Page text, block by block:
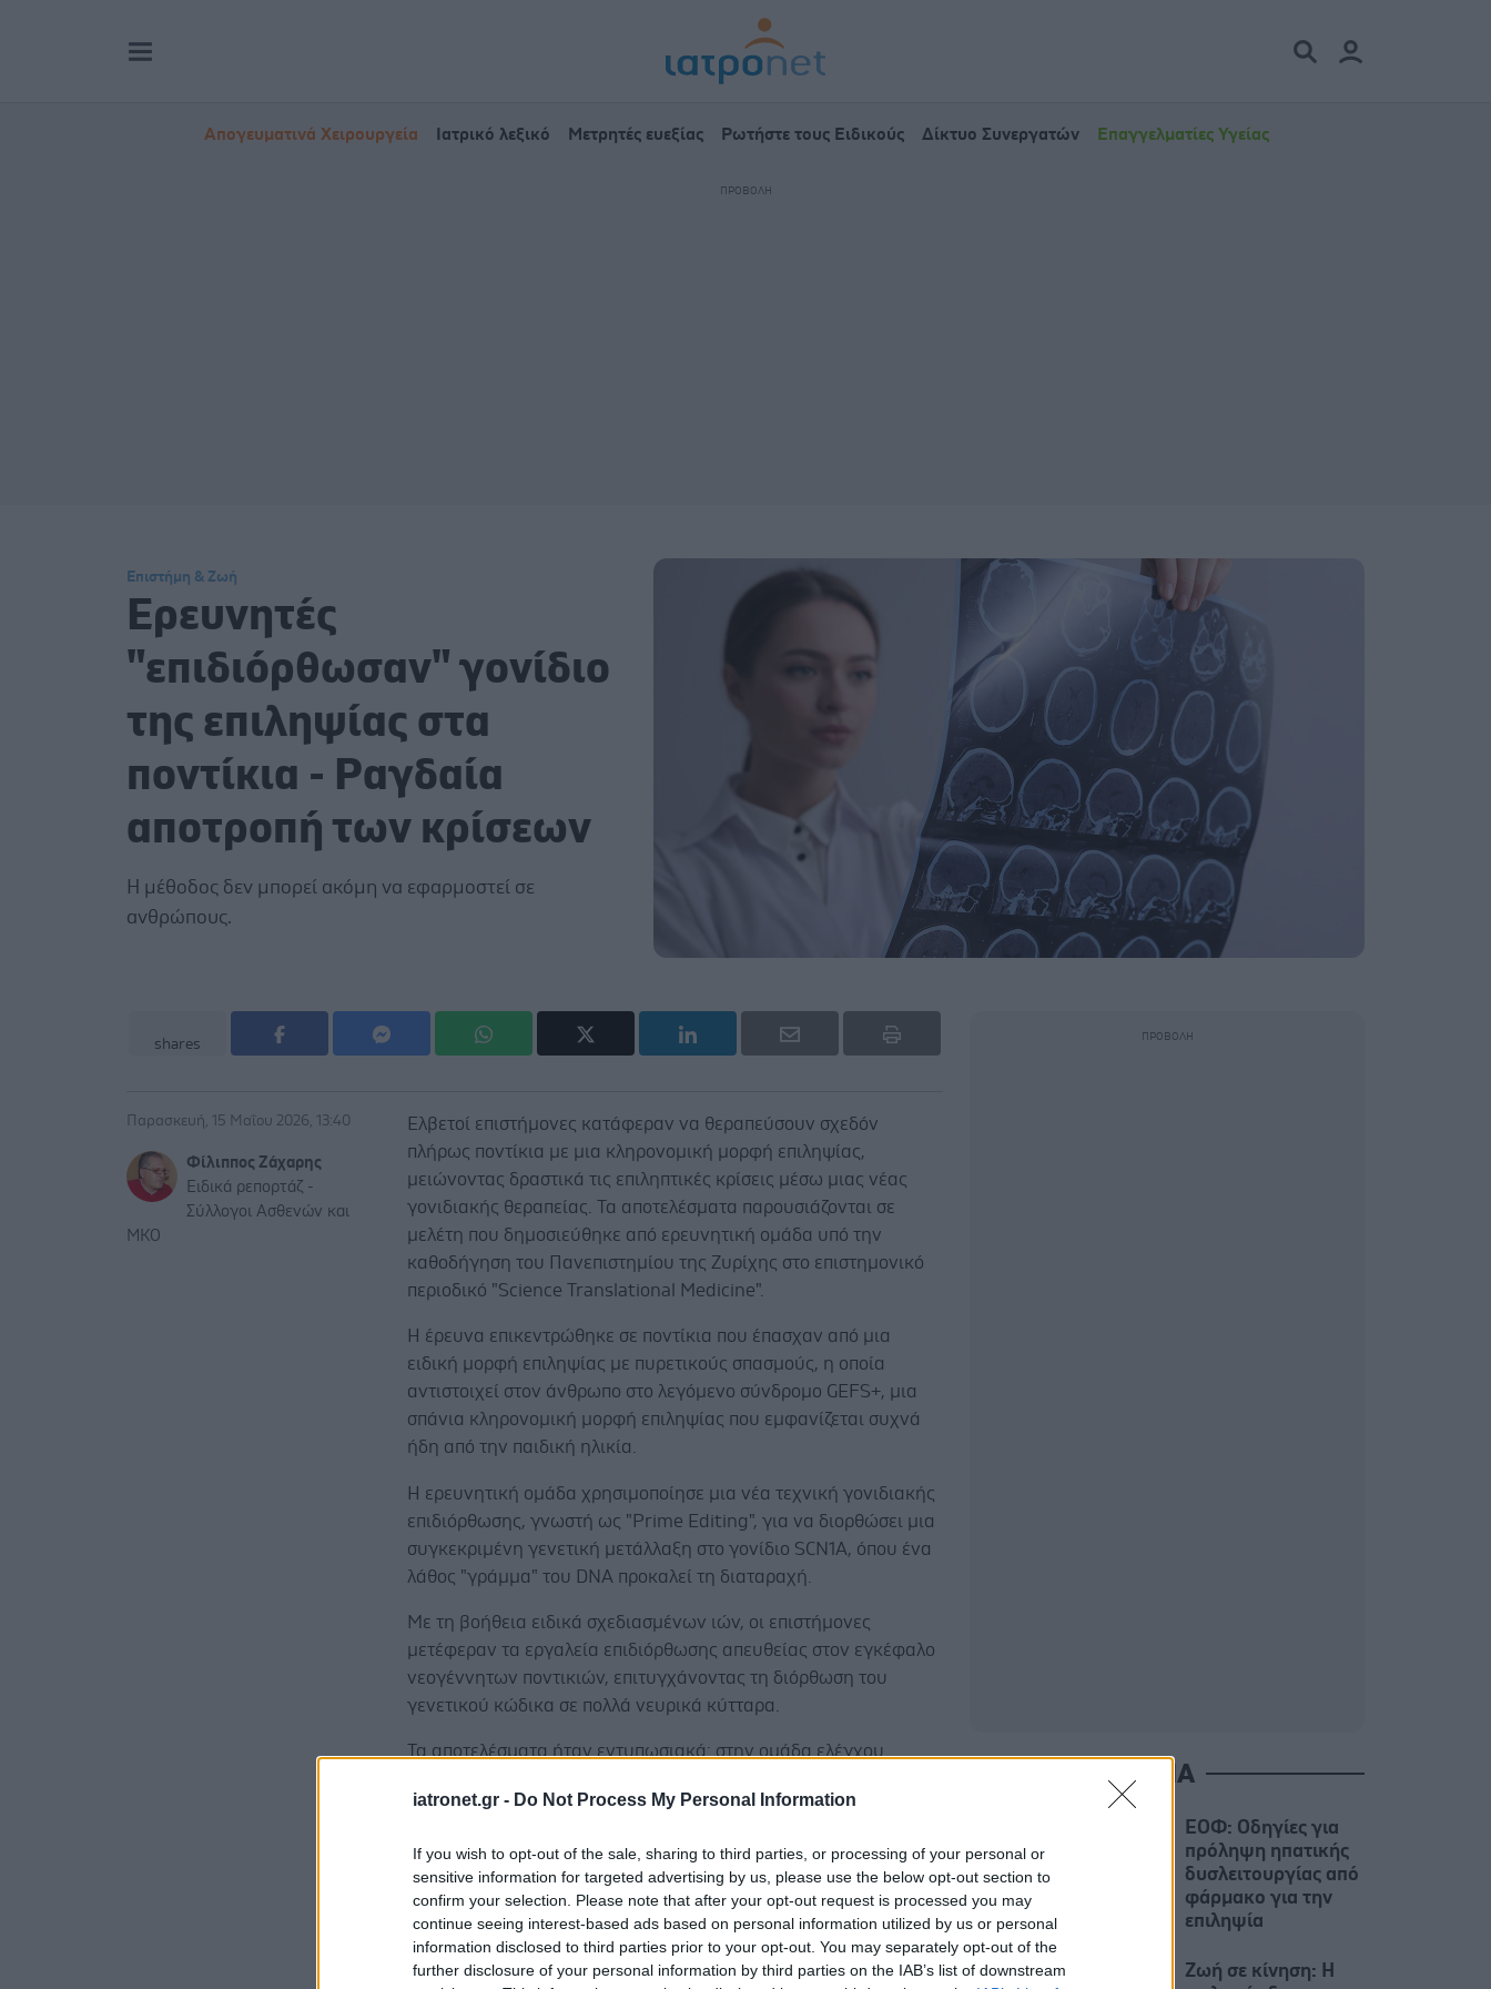
iatronet.gr - Do Not Process My Personal Information
If you wish to opt-out of the sale, sharing to third parties, or processing of your personal or
sensitive information for targeted advertising by us, please use the below opt-out section to
confirm your selection. Please note that after your opt-out request is processed you may
continue seeing interest-based ads based on personal information utilized by us or personal
information disclosed to third parties prior to your opt-out. You may separately opt-out of the
further disclosure of your personal information by third parties on the IAB’s list of downstream
Απογευματινά Χειρουργεία Ιατρικό λεξικό Μετρητές ευεξίας Ρωτήστε τους Ειδικούς Δίκτυο Συνεργατών Επαγγελματίες Υγείας
Επιστήμη & Ζωή
Ερευνητές
"επιδιόρθωσαν" γονίδιο
της επιληψίας στα
ποντίκια - Ραγδαία
αποτροπή των κρίσεων
Η μέθοδος δεν μπορεί ακόμη να εφαρμοστεί σε
ανθρώπους.
shares
Παρασκευή, 15 Μαΐου 2026, 13:40
Φίλιππος Ζάχαρης
Ειδικά ρεπορτάζ -
Σύλλογοι Ασθενών και
ΜΚΟ
Ελβετοί επιστήμονες κατάφεραν να θεραπεύσουν σχεδόν
πλήρως ποντίκια με μια κληρονομική μορφή επιληψίας,
μειώνοντας δραστικά τις επιληπτικές κρίσεις μέσω μιας νέας
γονιδιακής θεραπείας. Τα αποτελέσματα παρουσιάζονται σε
μελέτη που δημοσιεύθηκε από ερευνητική ομάδα υπό την
καθοδήγηση του Πανεπιστημίου της Ζυρίχης στο επιστημονικό
περιοδικό "Science Translational Medicine".
Η έρευνα επικεντρώθηκε σε ποντίκια που έπασχαν από μια
ειδική μορφή επιληψίας με πυρετικούς σπασμούς, η οποία
αντιστοιχεί στον άνθρωπο στο λεγόμενο σύνδρομο GEFS+, μια
σπάνια κληρονομική μορφή επιληψίας που εμφανίζεται συχνά
ήδη από την παιδική ηλικία.
Η ερευνητική ομάδα χρησιμοποίησε μια νέα τεχνική γονιδιακής
επιδιόρθωσης, γνωστή ως "Prime Editing", για να διορθώσει μια
συγκεκριμένη γενετική μετάλλαξη στο γονίδιο SCN1A, όπου ένα
λάθος "γράμμα" του DNA προκαλεί τη διαταραχή.
Με τη βοήθεια ειδικά σχεδιασμένων ιών, οι επιστήμονες
μετέφεραν τα εργαλεία επιδιόρθωσης απευθείας στον εγκέφαλο
νεογέννητων ποντικιών, επιτυγχάνοντας τη διόρθωση του
γενετικού κώδικα σε πολλά νευρικά κύτταρα.
Τα αποτελέσματα ήταν εντυπωσιακά: στην ομάδα ελέγχου
μετά τη θεραπεία το ποσοστό μειώθηκε στο περίπου 15% και η
Παρά τα ενθαρρυντικά αποτελέσματα, η μέθοδος δεν μπορεί
ΔΙΑΒΑΣΤΕ ΑΚΟΜΑ
ΕΟΦ: Οδηγίες για
πρόληψη ηπατικής
δυσλειτουργίας από
φάρμακο για την
επιληψία
Ζωή σε κίνηση: Η